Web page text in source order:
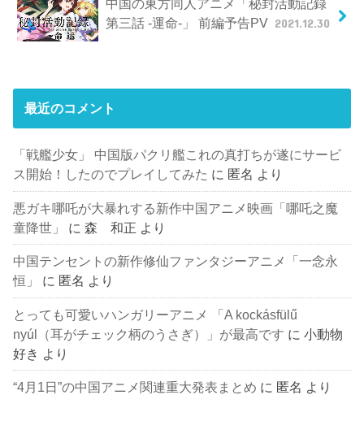
中国の東方同人アニメ「秘封活動記録
第三話 -運命-」 前編予告PV 2021.12.30
最近のコメント
「戦艦少女」 中国版パクリ艦これの真打ちが遂にサービ
ス開始！したのでプレイしてみた に 匿名 より
悪ガキ哪吒が大暴れする新作中国アニメ映画「哪吒之魔
童降世」
に森 和正 より
中国テンセントの新作修仙ファンタジーアニメ「一念永
恒」
に 匿名 より
とっても可愛いハンガリーアニメ 「A kockásfülű
nyúl（耳がチェック柄のうさぎ）」が最高です に小動物
好き より
“4月1日”の中国アニメ関連重大発表まとめ に 匿名 より